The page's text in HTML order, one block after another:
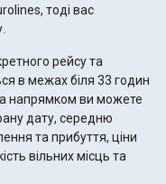
тоді вас
рейсу та
в межах біля 33 годин
дату, середню
та прибуття, ціни
вільних місць та